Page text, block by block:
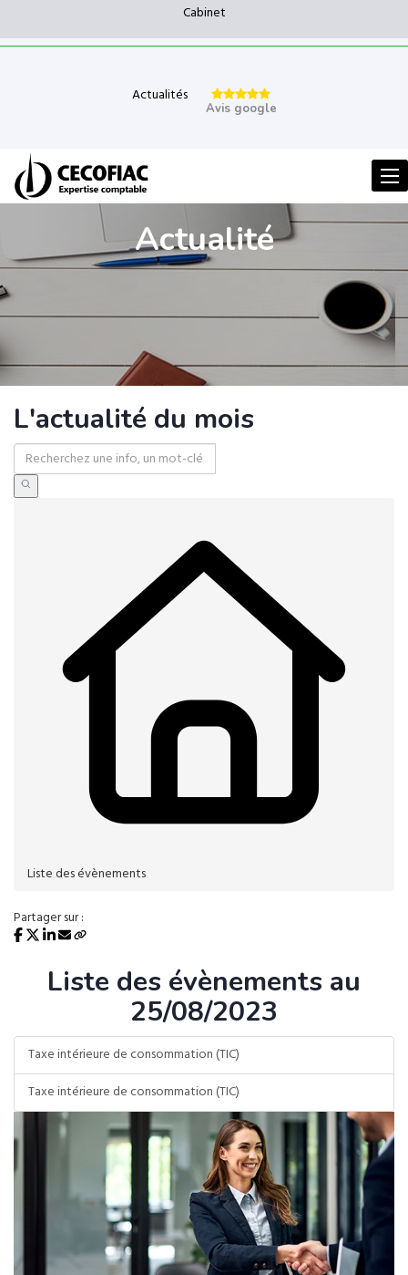
Cabinet
Actualités
Avis google
Actualité
L'actualité du mois
Liste des évènements
Partager sur :
Liste des évènements au
25/08/2023
Taxe intérieure de consommation (TIC)
Taxe intérieure de consommation (TIC)